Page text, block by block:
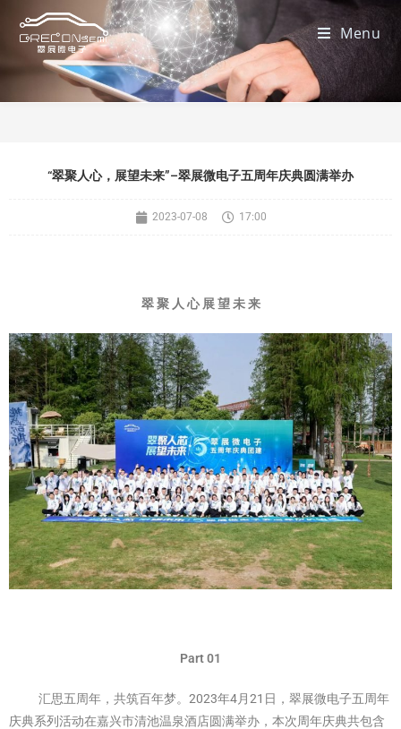
Menu
“翠聚人心，展望未来”–翠展微电子五周年庆典圆满举办
2023-07-08 17:00
翠聚 人 心展望未来
Part 01
汇思五周年，共筑百年梦。2023年4月21日，翠展微电子五周年
庆典系列活动在嘉兴市清池温泉酒店圆满举办，本次周年庆典共包含